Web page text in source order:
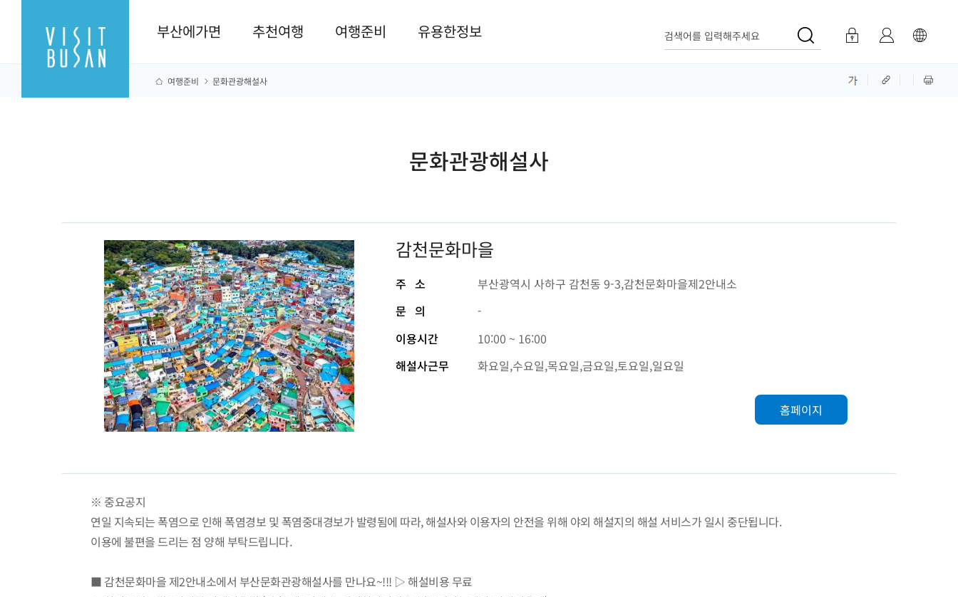
부산에가면 추천여행 여행준비 유용한정보 검색어를 입력해주세요
여행준비 문화관광해설사
문화관광해설사
감천문화마을
주 소
부산광역시 사하구 감천동 9-3,감천문화마을제2안내소
문 의
-
이용시간
10:00 ~ 16:00
해설사근무
화요일,수요일,목요일,금요일,토요일,일요일
홈페이지
※ 중요공지
연일 지속되는 폭염으로 인해 폭염경보 및 폭염중대경보가 발령됨에 따라, 해설사와 이용자의 안전을 위해 야외 해설지의 해설 서비스가 일시 중단됩니다.
이용에 불편을 드리는 점 양해 부탁드립니다.
■ 감천문화마을 제2안내소에서 부산문화관광해설사를 만나요~!!! ▷ 해설비용 무료